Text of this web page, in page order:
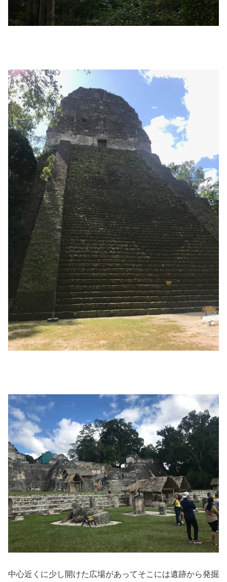
中心近くに少し開けた広場があってそこには遺跡から発掘